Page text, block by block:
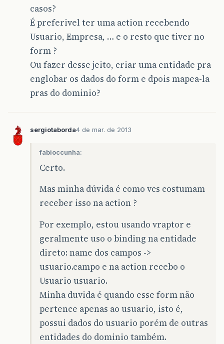
casos?
É preferivel ter uma action recebendo
Usuario, Empresa, … e o resto que tiver no
form ?
Ou fazer desse jeito, criar uma entidade pra
englobar os dados do form e dpois mapea-la
pras do dominio?
sergiotaborda4 de mar. de 2013
fabioccunha:
Certo.
Mas minha dúvida é como vcs costumam
receber isso na action ?
Por exemplo, estou usando vraptor e
geralmente uso o binding na entidade
direto: name dos campos ->
usuario.campo e na action recebo o
Usuario usuario.
Minha duvida é quando esse form não
pertence apenas ao usuario, isto é,
possui dados do usuario porém de outras
entidades do dominio também.